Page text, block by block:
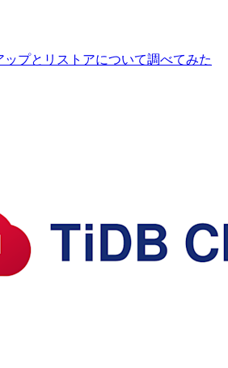
プとリストアについて調べてみた